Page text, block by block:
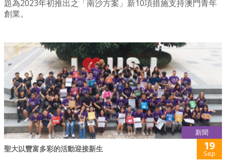
題為2023年初推出之「南沙方案」新10項措施支持澳門青年
創業。
新聞
聖大以豐富多彩的活動迎接新生 19
Sep